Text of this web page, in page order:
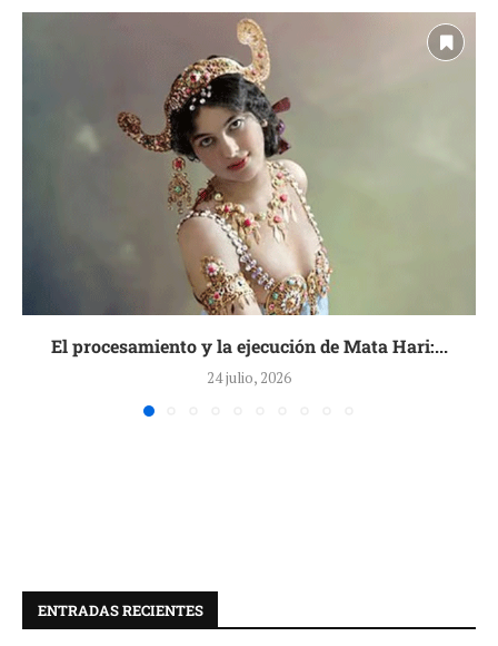
El procesamiento y la ejecución de Mata Hari:...
24 julio, 2026
ENTRADAS RECIENTES